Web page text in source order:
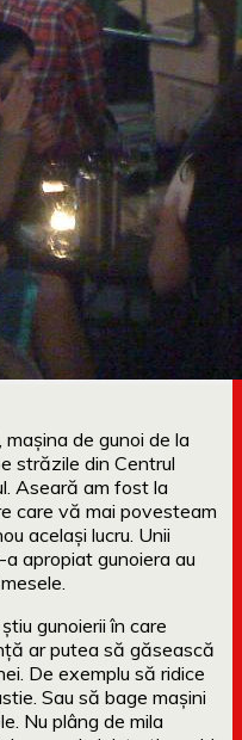
de gunoi de la
străzile din Centrul
Aseară am fost la
care vă mai povesteam
același lucru. Unii
apropiat gunoiera au
gunoierii în care
ar putea să găsească
De exemplu să ridice
Sau să bage mașini
Nu plâng de mila